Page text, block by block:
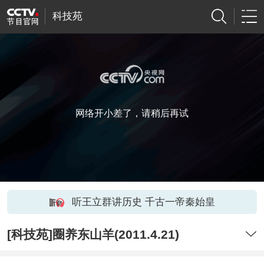
科技苑
网络开小差了，请稍后再试
听王立群讲历史 千古一帝秦始皇
[科技苑]圈养东山羊(2011.4.21)